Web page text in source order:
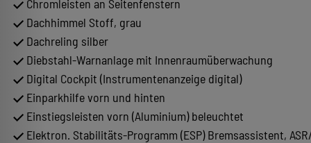
Chromleisten an Seitenfenstern
Dachhimmel Stoff, grau
Dachreling silber
Diebstahl-Warnanlage mit Innenraumüberwachung
Digital Cockpit (Instrumentenanzeige digital)
Einparkhilfe vorn und hinten
Einstiegsleisten vorn (Aluminium) beleuchtet
Elektron. Stabilitäts-Programm (ESP) Bremsassistent,